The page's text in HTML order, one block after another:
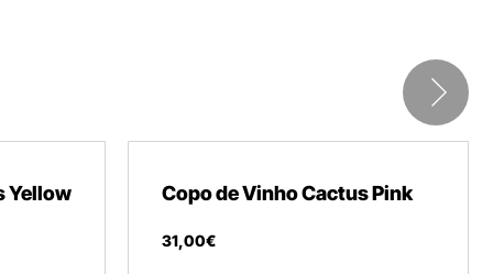
Yellow Copo de Vinho Cactus Pink
31,00€